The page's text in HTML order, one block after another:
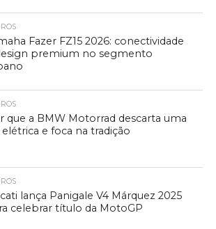
Fazer FZ15 2026: conectividade
premium no segmento
que a BMW Motorrad descarta uma
elétrica e foca na tradição
lança Panigale V4 Márquez 2025
celebrar título da MotoGP